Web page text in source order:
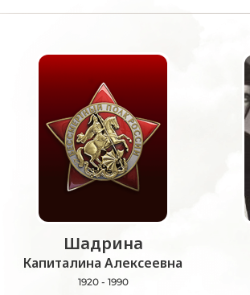
Шадрина
Капиталина Алексеевна
1920 - 1990